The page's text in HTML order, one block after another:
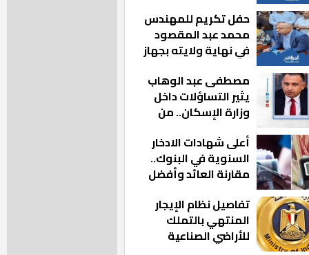
مشيت والمدينة
رجعت للخلف»
حفل تكريم للمهندس
محمد عبد المقصود
في نهاية ولايته بجهاز
مصطفى عبد الوهاب
يثير التساؤلات داخل
وزارة الإسكان.. من
المناصب؟
أعلى شهادات الادخار
السنوية في البنوك..
مقارنة العائد وأفضل
تفاصيل نظام الإيجار
المنتهي بالتملك
للأراضي الصناعية